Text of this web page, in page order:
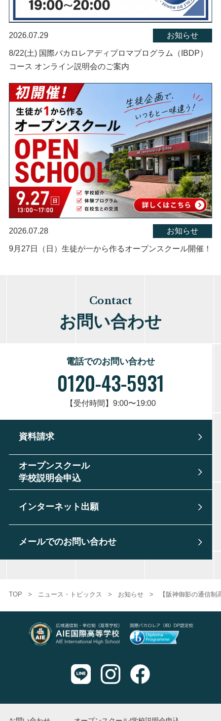
2026.07.29 お知らせ
8/22(土) 国際バカロレアディプロマプログラム（IBDP）
コース オンライン説明会のご案内
2026.07.28 お知らせ
9月27日（日）生徒が一から作るオープンスクール開催！
Contact
お問い合わせ
電話でのお問い合わせ
0120-43-5931
【受付時間】9:00〜19:00
資料請求
オープンスクール
学校説明会申込
インターネット出願
メールでのお問い合わせ
TOP > ニュース・トピックス > お知らせ > 【阪神御影の通信